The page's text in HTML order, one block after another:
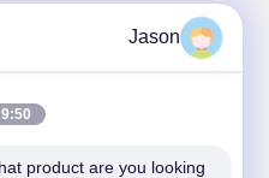
Jason
9:50 AM
product are you looking